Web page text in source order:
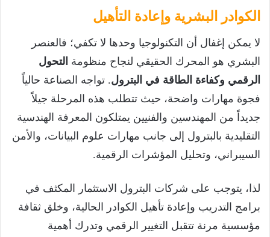
الكوادر البشرية وإعادة التأهيل
لا يمكن إغفال أن التكنولوجيا وحدها لا تكفي؛ فالعنصر
البشري هو المحرك الحقيقي لنجاح منظومة التحول
الرقمي وكفاءة الطاقة في البترول. تواجه الصناعة حالياً
فجوة مهارات واضحة، حيث تتطلب هذه المرحلة جيلاً
جديداً من المهندسين والفنيين يمتلكون المعرفة الهندسية
التقليدية بالبترول إلى جانب مهارات علوم البيانات، والأمن
السيبراني، وتحليل المؤشرات الرقمية.
لذا، يتوجب على شركات البترول الاستثمار المكثف في
برامج التدريب وإعادة تأهيل الكوادر الحالية، وخلق ثقافة
مؤسسية مرنة تتقبل التغيير الرقمي وتدرك أهمية